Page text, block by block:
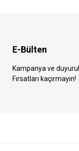
E-Bülten
Kampanya ve
Fırsatları kaçırmayın!